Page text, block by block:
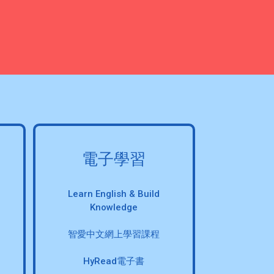
電子學習
Learn English & Build
Knowledge
智愛中文網上學習課程
HyRead電子書